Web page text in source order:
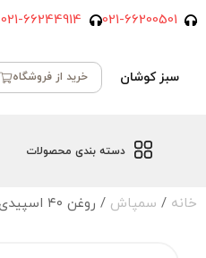
021-66200501
021-66244914
سبز کوشان خرید از فروشگاه
دسته بندی محصولات
خانه / سمپاش / روغن ۴۰ اسپیدی ۴ لیتری